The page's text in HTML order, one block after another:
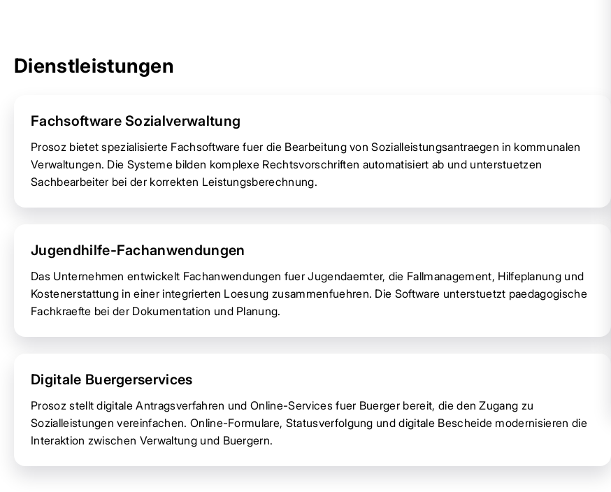
Dienstleistungen
Fachsoftware Sozialverwaltung
Prosoz bietet spezialisierte Fachsoftware fuer die Bearbeitung von Sozialleistungsantraegen in kommunalen
Verwaltungen. Die Systeme bilden komplexe Rechtsvorschriften automatisiert ab und unterstuetzen
Sachbearbeiter bei der korrekten Leistungsberechnung.
Jugendhilfe-Fachanwendungen
Das Unternehmen entwickelt Fachanwendungen fuer Jugendaemter, die Fallmanagement, Hilfeplanung und
Kostenerstattung in einer integrierten Loesung zusammenfuehren. Die Software unterstuetzt paedagogische
Fachkraefte bei der Dokumentation und Planung.
Digitale Buergerservices
Prosoz stellt digitale Antragsverfahren und Online-Services fuer Buerger bereit, die den Zugang zu
Sozialleistungen vereinfachen. Online-Formulare, Statusverfolgung und digitale Bescheide modernisieren die
Interaktion zwischen Verwaltung und Buergern.